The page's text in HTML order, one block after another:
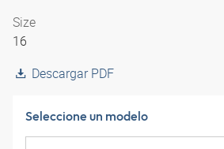
Size
16
Descargar PDF
Seleccione un modelo